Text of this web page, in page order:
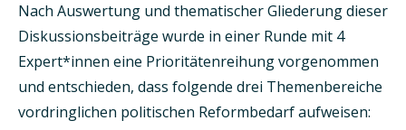
Nach Auswertung und thematischer Gliederung dieser
Diskussionsbeiträge wurde in einer Runde mit 4
Expert*innen eine Prioritätenreihung vorgenommen
und entschieden, dass folgende drei Themenbereiche
vordringlichen politischen Reformbedarf aufweisen: